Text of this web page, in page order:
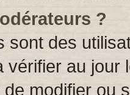
?
sont des
vérifier au jour
modifier ou